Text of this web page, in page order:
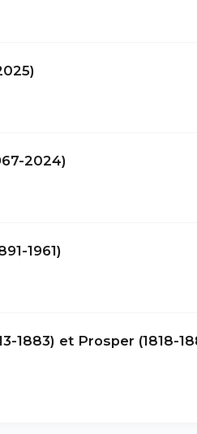
2024)
1961)
1883) et Prosper (1818-